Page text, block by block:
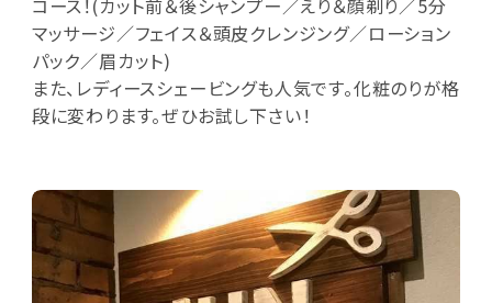
コース！(カット前＆後シャンプー／えり＆顔剃り／5分
マッサージ／フェイス＆頭皮クレンジング／ローション
パック／眉カット)
また、レディースシェービングも人気です。化粧のりが格
段に変わります。ぜひお試し下さい！